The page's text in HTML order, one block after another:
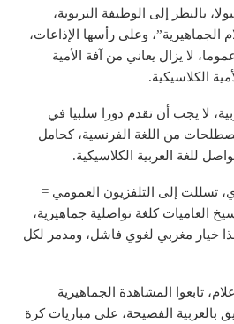
بالنظر إلى الوظيفة التربوية،
الجماهيرية”، وعلى رأسها الإذاعات،
لا يزال يعاني من آفة الأمية
الكلاسيكية.
لا يجب أن تقدم دورا سلبيا في
من اللغة الفرنسية، كحامل
للغة العربية الكلاسيكية.
تسللت إلى التلفزيون العمومي =
العاميات كلغة تواصلية جماهيرية،
خيار مغربي لغوي فاشل، ومدمر لكل
تابعوا المشاهدة الجماهيرية
بالعربية الفصيحة، على مباريات كرة